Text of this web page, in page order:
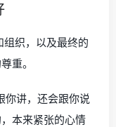
组织，以及最终的
重。
你讲，还会跟你说
本来紧张的心情